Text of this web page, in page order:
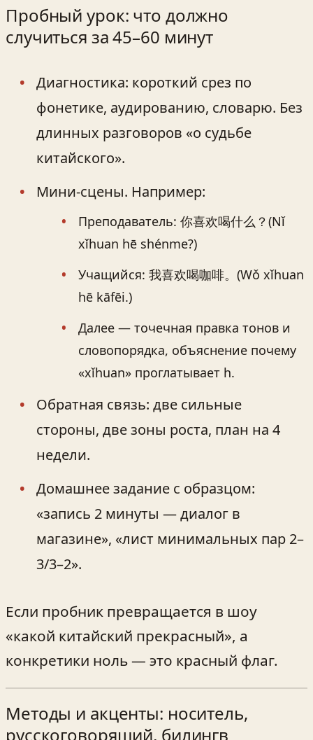
Пробный урок: что должно
случиться за 45–60 минут
Диагностика: короткий срез по
фонетике, аудированию, словарю. Без
длинных разговоров «о судьбе
китайского».
Мини‑сцены. Например:
Преподаватель: 你喜欢喝什么？(Nǐ
xǐhuan hē shénme?)
Учащийся: 我喜欢喝咖啡。(Wǒ xǐhuan
hē kāfēi.)
Далее — точечная правка тонов и
словопорядка, объяснение почему
«xǐhuan» проглатывает h.
Обратная связь: две сильные
стороны, две зоны роста, план на 4
недели.
Домашнее задание с образцом:
«запись 2 минуты — диалог в
магазине», «лист минимальных пар 2–
3/3–2».
Если пробник превращается в шоу
«какой китайский прекрасный», а
конкретики ноль — это красный флаг.
Методы и акценты: носитель,
русскоговорящий, билингв